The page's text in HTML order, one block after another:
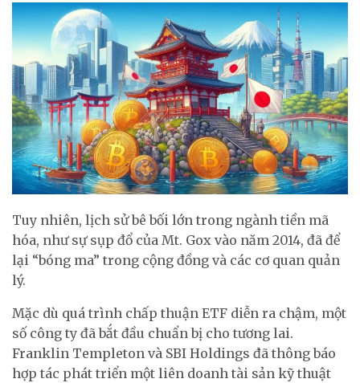
Tuy nhiên, lịch sử bê bối lớn trong ngành tiền mã
hóa, như sự sụp đổ của Mt. Gox vào năm 2014, đã để
lại “bóng ma” trong cộng đồng và các cơ quan quản
lý.
Mặc dù quá trình chấp thuận ETF diễn ra chậm, một
số công ty đã bắt đầu chuẩn bị cho tương lai.
Franklin Templeton và SBI Holdings đã thông báo
hợp tác phát triển một liên doanh tài sản kỹ thuật